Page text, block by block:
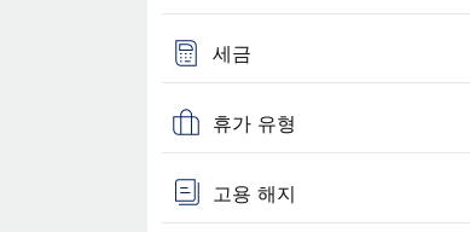
세금
휴가 유형
고용 해지